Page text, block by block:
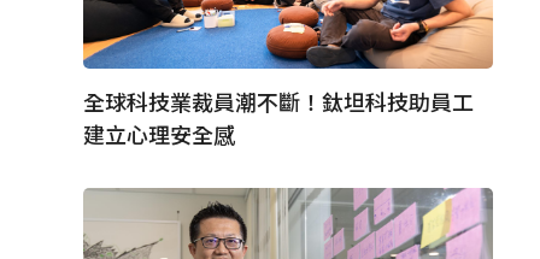
全球科技業裁員潮不斷！鈦坦科技助員工
建立心理安全感